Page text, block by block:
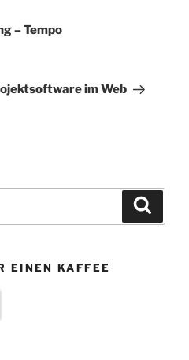
– Tempo
im Web
EINEN KAFFEE